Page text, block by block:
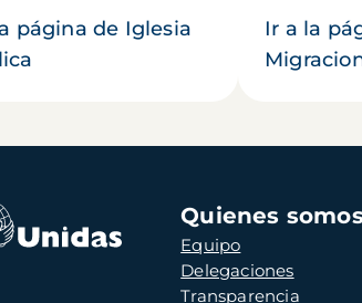
página de Iglesia
Ir a la
Navegación
principal
Quienes
Equipo
Delegaciones
Transparencia